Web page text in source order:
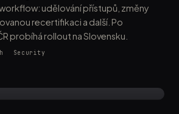
udělování přístupů, změny
recertifikaci a další. Po
probíhá rollout na Slovensku.
Security